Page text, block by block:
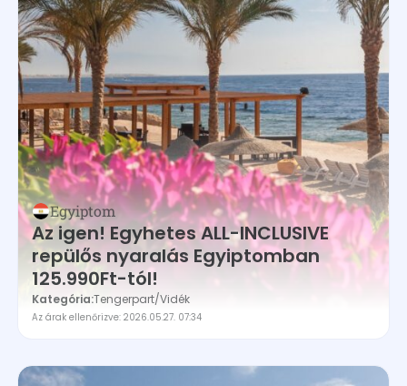
Egyiptom
Az igen! Egyhetes ALL-INCLUSIVE
repülős nyaralás Egyiptomban
125.990Ft-tól!
Kategória:Tengerpart/Vidék
Az árak ellenőrizve: 2026.05.27. 07:34